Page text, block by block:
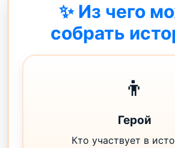
✨ Из чего
собрать
👦
Герой
Кто участвует в